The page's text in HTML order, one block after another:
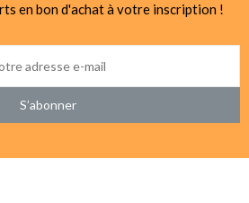
en bon d'achat à votre inscription !
S’abonner